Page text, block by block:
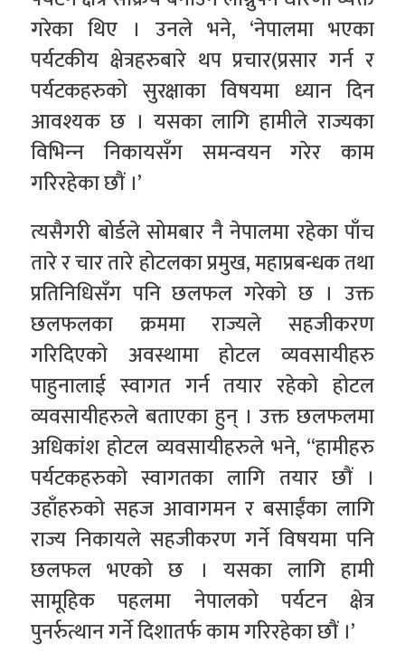
गरेका थिए । उनले भने, ‘नेपालमा भएका
पर्यटकीय क्षेत्रहरुबारे थप प्रचार(प्रसार गर्न र
पर्यटकहरुको सुरक्षाका विषयमा ध्यान दिन
आवश्यक छ । यसका लागि हामीले राज्यका
विभिन्‍न निकायसँग समन्वयन गरेर काम
गरिरहेका छौं ।’
त्यसैगरी बोर्डले सोमबार नै नेपालमा रहेका पाँच
तारे र चार तारे होटलका प्रमुख, महाप्रबन्धक तथा
प्रतिनिधिसँग पनि छलफल गरेको छ । उक्त
छलफलका क्रममा राज्यले सहजीकरण
गरिदिएको अवस्थामा होटल व्यवसायीहरु
पाहुनालाई स्वागत गर्न तयार रहेको होटल
व्यवसायीहरुले बताएका हुन् । उक्त छलफलमा
अधिकांश होटल व्यवसायीहरुले भने, “हामीहरु
पर्यटकहरुको स्वागतका लागि तयार छौं ।
उहाँहरुको सहज आवागमन र बसाईंका लागि
राज्य निकायले सहजीकरण गर्ने विषयमा पनि
छलफल भएको छ । यसका लागि हामी
सामूहिक पहलमा नेपालको पर्यटन क्षेत्र
पुनर्रुत्थान गर्ने दिशातर्फ काम गरिरहेका छौं ।’